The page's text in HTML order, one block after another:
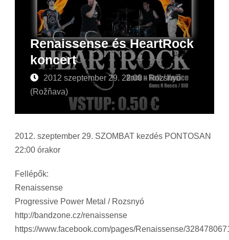
Renaissense és HeartRock
koncert
2012 szeptember 29. 22:00 - Rozsnyó
(Rožňava)
2012. szeptember 29. SZOMBAT kezdés PONTOSAN
22:00 órakor
Fellépők:
Renaissense
Progressive Power Metal / Rozsnyó
http://bandzone.cz/renaissense
https://www.facebook.com/pages/Renaissense/